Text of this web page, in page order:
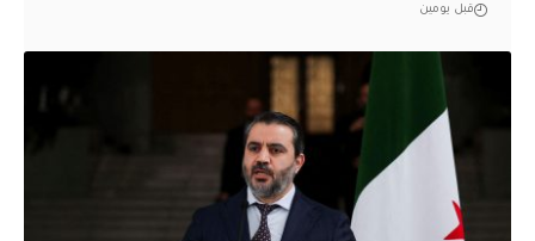
قبل يومين